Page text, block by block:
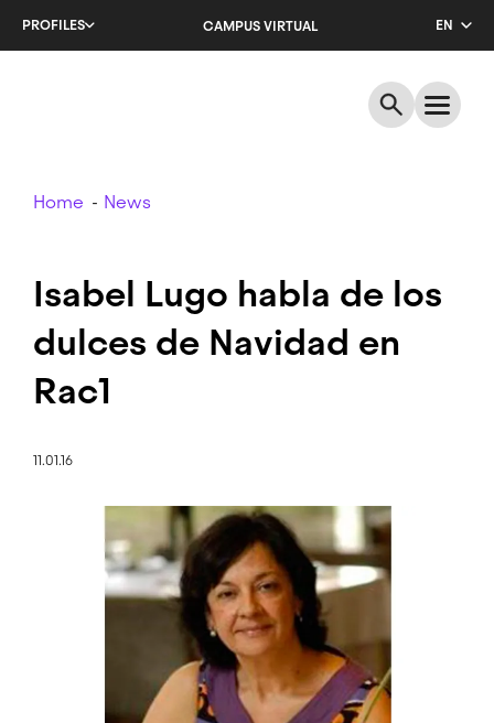
PROFILES CAMPUS VIRTUAL
EN
ES
Breadcrumb
Home News
Isabel Lugo habla de los
dulces de Navidad en
Rac1
11.01.16